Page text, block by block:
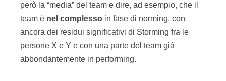
però la “media” del team e dire, ad esempio, che il
team è nel complesso in fase di norming, con
ancora dei residui significativi di Storming fra le
persone X e Y e con una parte del team già
abbondantemente in performing.